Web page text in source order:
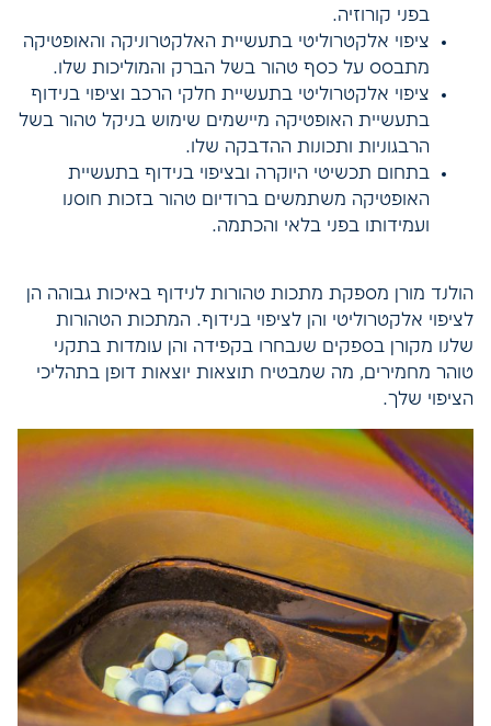
בפני קורוזיה.
ציפוי אלקטרוליטי בתעשיית האלקטרוניקה והאופטיקה
מתבסס על כסף טהור בשל הברק והמוליכות שלו.
ציפוי אלקטרוליטי בתעשיית חלקי הרכב וציפוי בנידוף
בתעשיית האופטיקה מיישמים שימוש בניקל טהור בשל
הרבגוניות ותכונות ההדבקה שלו.
בתחום תכשיטי היוקרה ובציפוי בנידוף בתעשיית
האופטיקה משתמשים ברודיום טהור בזכות חוסנו
ועמידותו בפני בלאי והכתמה.
הולנד מורן מספקת מתכות טהורות לנידוף באיכות גבוהה הן
לציפוי אלקטרוליטי והן לציפוי בנידוף. המתכות הטהורות
שלנו מקורן בספקים שנבחרו בקפידה והן עומדות בתקני
טוהר מחמירים, מה שמבטיח תוצאות יוצאות דופן בתהליכי
הציפוי שלך.